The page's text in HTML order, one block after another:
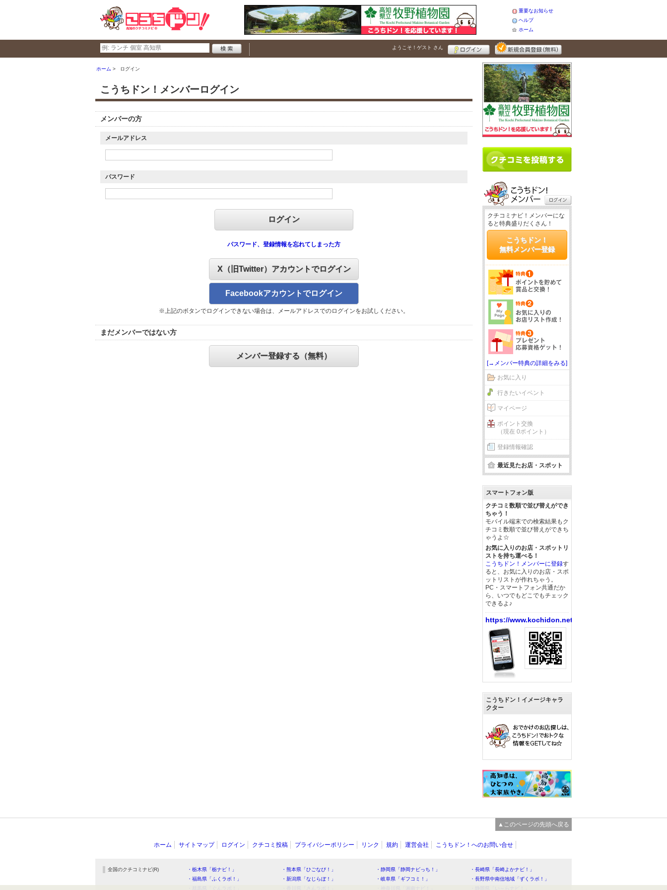
重要なお知らせ
ヘルプ
ホーム
ようこそ！ ゲスト さん
ホーム ログイン
こうちドン！メンバーログイン
メンバーの方
メールアドレス
パスワード
パスワード、登録情報を忘れてしまった方
X（旧Twitter）アカウントでログイン
Facebookアカウントでログイン
※上記のボタンでログインできない場合は、メールアドレスでのログインをお試しください。
まだメンバーではない方
メンバー登録する（無料）
クチコミナビ！メンバーにな
ると特典盛りだくさん！
こうちドン！
無料メンバー登録
[→メンバー特典の詳細をみる]
お気に入り
行きたいイベント
マイページ
ポイント交換
（現在 0ポイント）
登録情報確認
最近見たお店・スポット
スマートフォン版
クチコミ数順で並び替えができ
ちゃう！
モバイル端末での検索結果もク
チコミ数順で並び替えができち
ゃうよ☆
お気に入りのお店・スポットリ
ストを持ち運べる！
こうちドン！メンバーに登録す
ると、お気に入りのお店・スポ
ットリストが作れちゃう。
PC・スマートフォン共通だか
ら、いつでもどこでもチェック
できるよ♪
https://www.kochidon.net/
こうちドン！イメージキャラ
クター
▲このページの先頭へ戻る
ホーム サイトマップ ログイン クチコミ投稿 プライバシーポリシー リンク 規約 運営会社 こうちドン！へのお問い合せ
全国のクチコミナビ(R) ・栃木県「栃ナビ！」 ・熊本県「ひごなび！」 ・静岡県「静岡ナビっち！」
・長崎県「長崎よかナビ！」
・福島県「ふくラボ！」
・新潟県「なじらぼ！」 ・岐阜県「ギフコミ！」
・長野県中南信地域「ずくラボ！」